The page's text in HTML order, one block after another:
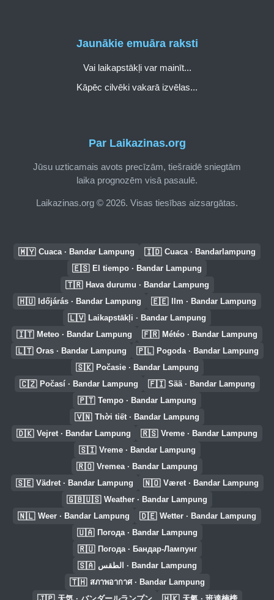
Par Laikazinas.org
Jūsu uzticamais avots precīzām, tiešraidē sniegtām
laika prognozēm visā pasaulē.
Laikazinas.org © 2026. Visas tiesības aizsargātas.
Jaunākie emuāra raksti
Vai laikapstākļi var mainīt...
Kāpēc cilvēki vakarā izvēlas...
🇲🇾 Cuaca · Bandar Lampung 🇮🇩 Cuaca · Bandarlampung
🇪🇸 El tiempo · Bandar Lampung
🇹🇷 Hava durumu · Bandar Lampung
🇭🇺 Időjárás · Bandar Lampung 🇪🇪 Ilm · Bandar Lampung
🇱🇻 Laikapstākļi · Bandar Lampung
🇮🇹 Meteo · Bandar Lampung 🇫🇷 Météo · Bandar Lampung
🇱🇹 Oras · Bandar Lampung 🇵🇱 Pogoda · Bandar Lampung
🇸🇰 Počasie · Bandar Lampung
🇨🇿 Počasí · Bandar Lampung 🇫🇮 Sää · Bandar Lampung
🇵🇹 Tempo · Bandar Lampung
🇻🇳 Thời tiết · Bandar Lampung
🇩🇰 Vejret · Bandar Lampung 🇷🇸 Vreme · Bandar Lampung
🇸🇮 Vreme · Bandar Lampung
🇷🇴 Vremea · Bandar Lampung
🇸🇪 Vädret · Bandar Lampung 🇳🇴 Været · Bandar Lampung
🇬🇧🇺🇸 Weather · Bandar Lampung
🇳🇱 Weer · Bandar Lampung 🇩🇪 Wetter · Bandar Lampung
🇺🇦 Погода · Bandar Lampung
🇷🇺 Погода · Бандар-Лампунг
🇸🇦 الطقس · Bandar Lampung
🇹🇭 สภาพอากาศ · Bandar Lampung